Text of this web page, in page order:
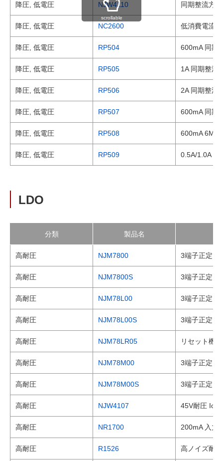
降圧, 低電圧 NJW4110 同期整流方
降圧, 低電圧 NC2600 低消費電流
降圧, 低電圧 RP504 600mA 同期
降圧, 低電圧 RP505 1A 同期整流
降圧, 低電圧 RP506 2A 同期整流
降圧, 低電圧 RP507 600mA 同期
降圧, 低電圧 RP508 600mA
降圧, 低電圧 RP509 0.5A/1.0A
scrollable
LDO
分類 製品名
高耐圧 NJM7800 3端子正定電
高耐圧 NJM7800S 3端子正定電
高耐圧 NJM78L00 3端子正定電
高耐圧 NJM78L00S 3端子正定電
高耐圧 NJM78LR05 リセット機
高耐圧 NJM78M00 3端子正定電
高耐圧 NJM78M00S 3端子正定電
高耐圧 NJW4107 45V耐圧
高耐圧 NR1700 200mA 入力
高耐圧 R1526 高ノイズ耐